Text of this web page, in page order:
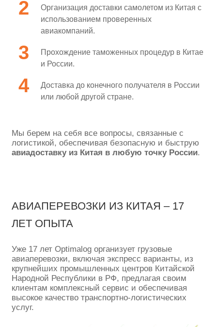
Организация доставки самолетом из Китая с
использованием проверенных
авиакомпаний.
Прохождение таможенных процедур в Китае
и России.
Доставка до конечного получателя в России
или любой другой стране.
Мы берем на себя все вопросы, связанные с
логистикой, обеспечивая безопасную и быструю
авиадоставку из Китая в любую точку России.
АВИАПЕРЕВОЗКИ ИЗ КИТАЯ – 17
ЛЕТ ОПЫТА
Уже 17 лет Optimalog организует грузовые
авиаперевозки, включая экспресс варианты, из
крупнейших промышленных центров Китайской
Народной Республики в РФ, предлагая своим
клиентам комплексный сервис и обеспечивая
высокое качество транспортно-логистических
услуг.